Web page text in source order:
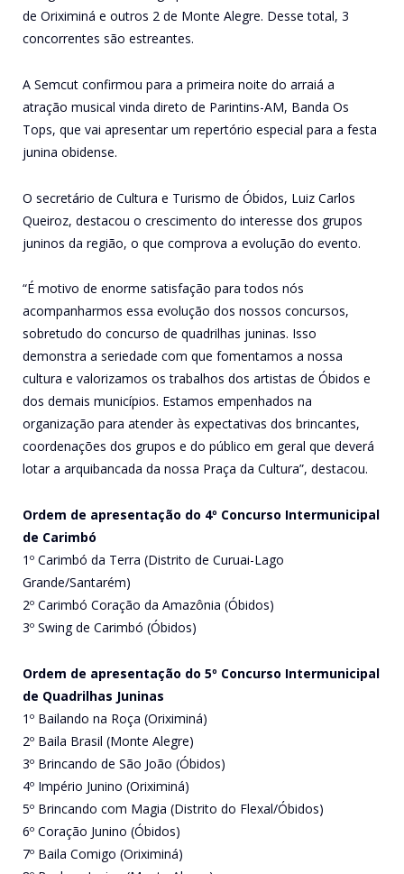
de Oriximiná e outros 2 de Monte Alegre. Desse total, 3
concorrentes são estreantes.
A Semcut confirmou para a primeira noite do arraiá a
atração musical vinda direto de Parintins-AM, Banda Os
Tops, que vai apresentar um repertório especial para a festa
junina obidense.
O secretário de Cultura e Turismo de Óbidos, Luiz Carlos
Queiroz, destacou o crescimento do interesse dos grupos
juninos da região, o que comprova a evolução do evento.
“É motivo de enorme satisfação para todos nós
acompanharmos essa evolução dos nossos concursos,
sobretudo do concurso de quadrilhas juninas. Isso
demonstra a seriedade com que fomentamos a nossa
cultura e valorizamos os trabalhos dos artistas de Óbidos e
dos demais municípios. Estamos empenhados na
organização para atender às expectativas dos brincantes,
coordenações dos grupos e do público em geral que deverá
lotar a arquibancada da nossa Praça da Cultura”, destacou.
Ordem de apresentação do 4º Concurso Intermunicipal
de Carimbó
1º Carimbó da Terra (Distrito de Curuai-Lago
Grande/Santarém)
2º Carimbó Coração da Amazônia (Óbidos)
3º Swing de Carimbó (Óbidos)
Ordem de apresentação do 5º Concurso Intermunicipal
de Quadrilhas Juninas
1º Bailando na Roça (Oriximiná)
2º ⁠Baila Brasil (Monte Alegre)
3º ⁠Brincando de São João (Óbidos)
4º ⁠Império Junino (Oriximiná)
5º Brincando com Magia (Distrito do Flexal/Óbidos)
6º ⁠Coração Junino (Óbidos)
7º Baila Comigo (Oriximiná)